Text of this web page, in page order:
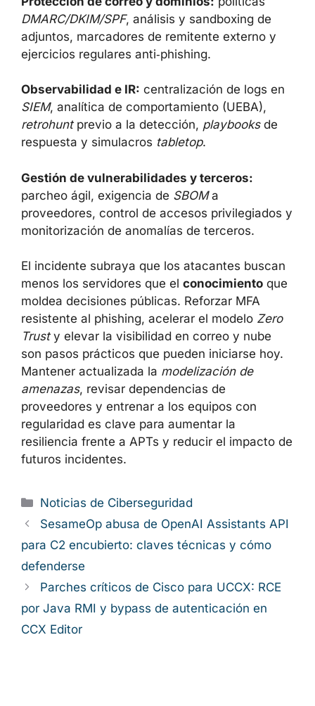
DMARC/DKIM/SPF, análisis y sandboxing de
adjuntos, marcadores de remitente externo y
ejercicios regulares anti‑phishing.
Observabilidad e IR: centralización de logs en
SIEM, analítica de comportamiento (UEBA),
retrohuntprevio a la detección, playbooksde
respuesta y simulacros tabletop.
Gestión de vulnerabilidades y terceros:
parcheo ágil, exigencia de SBOMa
proveedores, control de accesos privilegiados y
monitorización de anomalías de terceros.
El incidente subraya que los atacantes buscan
menos los servidores que el conocimiento que
moldea decisiones públicas. Reforzar MFA
resistente al phishing, acelerar el modelo Zero
Trusty elevar la visibilidad en correo y nube
son pasos prácticos que pueden iniciarse hoy.
Mantener actualizada la modelización de
amenazas, revisar dependencias de
proveedores y entrenar a los equipos con
regularidad es clave para aumentar la
resiliencia frente a APTs y reducir el impacto de
futuros incidentes.
Categorías
Noticias de Ciberseguridad
SesameOp abusa de OpenAI Assistants API
para C2 encubierto: claves técnicas y cómo
defenderse
Parches críticos de Cisco para UCCX: RCE
por Java RMI y bypass de autenticación en
CCX Editor